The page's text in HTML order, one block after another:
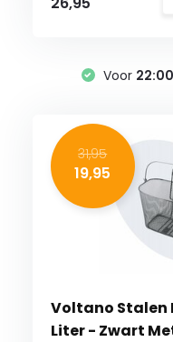
Voor 22:00
31,95
19,95
Voltano Stalen
Liter - Zwart